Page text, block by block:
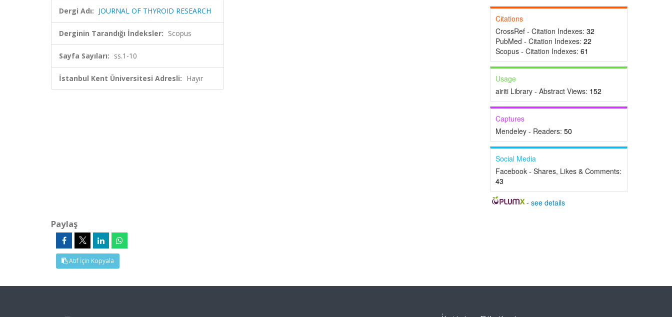
Dergi Adı: JOURNAL OF THYROID RESEARCH
Derginin Tarandığı İndeksler: Scopus
Sayfa Sayıları: ss.1-10
İstanbul Kent Üniversitesi Adresli: Hayır
Citations
CrossRef - Citation Indexes: 32
PubMed - Citation Indexes: 22
Scopus - Citation Indexes: 61
Usage
airiti Library - Abstract Views: 152
Captures
Mendeley - Readers: 50
Social Media
Facebook - Shares, Likes & Comments:
43
-see details
Paylaş
Atıf İçin Kopyala